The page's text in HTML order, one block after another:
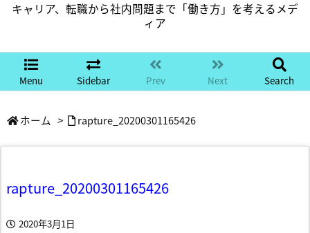
キャリア、転職から社内問題まで「働き方」を考えるメデ
ィア
Menu Sidebar Prev Next Search
ホーム > rapture_20200301165426
rapture_20200301165426
2020年3月1日